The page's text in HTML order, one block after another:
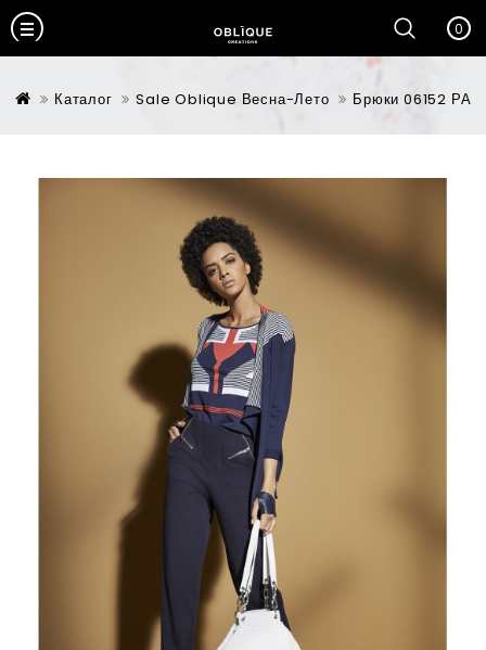
0
Каталог Sale Oblique Весна-Лето Брюки 06152 РА